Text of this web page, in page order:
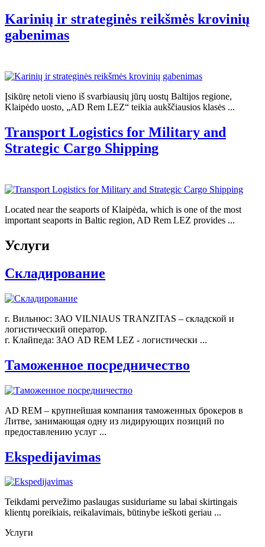
Karinių ir strateginės reikšmės krovinių
gabenimas
Įsikūrę netoli vieno iš svarbiausių jūrų uostų Baltijos regione,
Klaipėdo uosto, „AD Rem LEZ“ teikia aukščiausios klasės ...
Transport Logistics for Military and
Strategic Cargo Shipping
Located near the seaports of Klaipėda, which is one of the most
important seaports in Baltic region, AD Rem LEZ provides ...
Услуги
Складирование
г. Вильнюс: ЗАО VILNIAUS TRANZITAS – складской и
логистический оператор.
г. Клайпеда: ЗАО AD REM LEZ - логистически ...
Таможенное посредничество
AD REM – крупнейшая компания таможенных брокеров в
Литве, занимающая одну из лидирующих позиций по
предоставлению услуг ...
Ekspedijavimas
Teikdami pervežimo paslaugas susiduriame su labai skirtingais
klientų poreikiais, reikalavimais, būtinybe ieškoti geriau ...
Услуги